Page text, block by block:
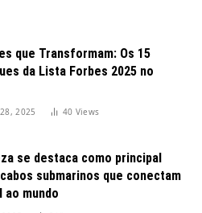
que Transformam: Os 15
da Lista Forbes 2025 no
2025 40 Views
se destaca como principal
submarinos que conectam
ao mundo